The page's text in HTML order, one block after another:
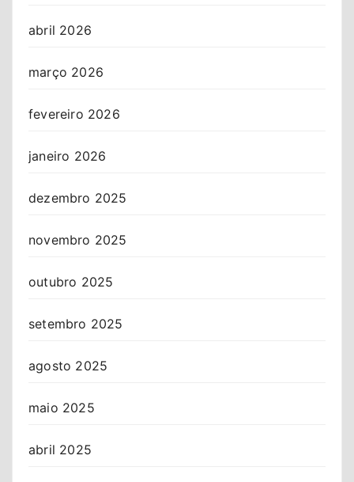
abril 2026
março 2026
fevereiro 2026
janeiro 2026
dezembro 2025
novembro 2025
outubro 2025
setembro 2025
agosto 2025
maio 2025
abril 2025